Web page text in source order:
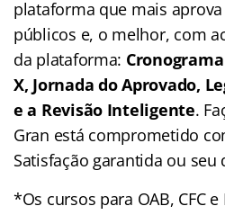
plataforma que mais
públicos e, o melhor, com
da plataforma:
X, Jornada do Aprovado,
e a Revisão Inteligente.
Gran está comprometido
Satisfação garantida ou
*Os cursos para OAB, CFC